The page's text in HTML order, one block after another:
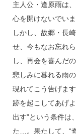
主人公・逢原雨は
心を開けないでいま
しかし、故郷・長
せ、今もなお忘れ
し、再会を喜んだ
悲しみに暮れる雨
現れてこう告げま
跡を起こしてあげ
出す”という条件は
た…。果たして、“